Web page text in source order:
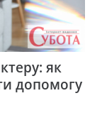
як
допомогу